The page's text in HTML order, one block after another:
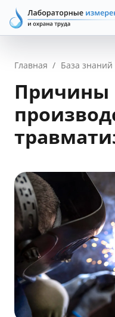
Главная / База знаний
Причины